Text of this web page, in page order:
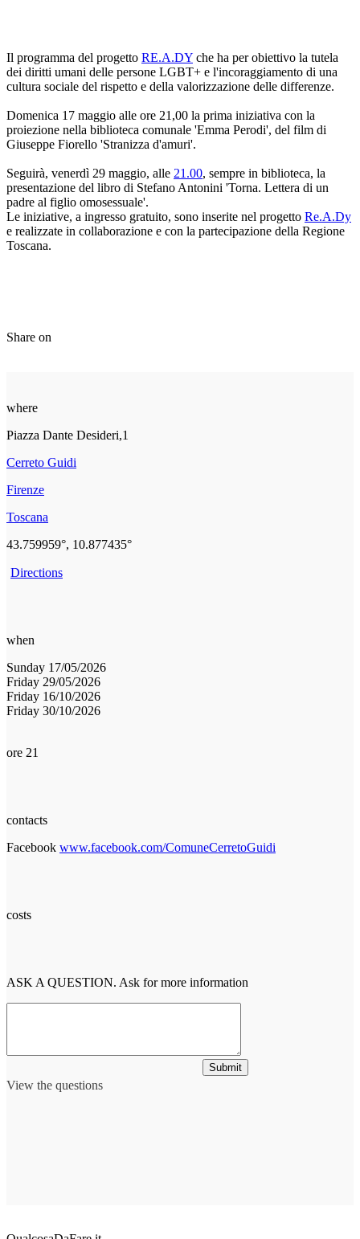
Il programma del progetto RE.A.DY che ha per obiettivo la tutela
dei diritti umani delle persone LGBT+ e l'incoraggiamento di una
cultura sociale del rispetto e della valorizzazione delle differenze.
Domenica 17 maggio alle ore 21,00 la prima iniziativa con la
proiezione nella biblioteca comunale 'Emma Perodi', del film di
Giuseppe Fiorello 'Stranizza d'amuri'.
Seguirà, venerdì 29 maggio, alle 21.00, sempre in biblioteca, la
presentazione del libro di Stefano Antonini 'Torna. Lettera di un
padre al figlio omosessuale'.
Le iniziative, a ingresso gratuito, sono inserite nel progetto Re.A.Dy
e realizzate in collaborazione e con la partecipazione della Regione
Toscana.
Share on
where
Piazza Dante Desideri,1
Cerreto Guidi
Firenze
Toscana
43.759959°, 10.877435°
Directions
when
Sunday 17/05/2026
Friday 29/05/2026
Friday 16/10/2026
Friday 30/10/2026
ore 21
contacts
Facebook www.facebook.com/ComuneCerretoGuidi
costs
ASK A QUESTION. Ask for more information
View the questions
Submit